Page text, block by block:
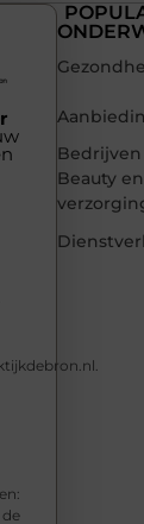
Bedrijven
Beauty en